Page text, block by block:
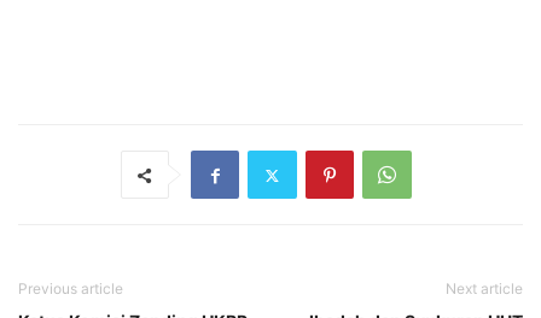
Previous article Next article